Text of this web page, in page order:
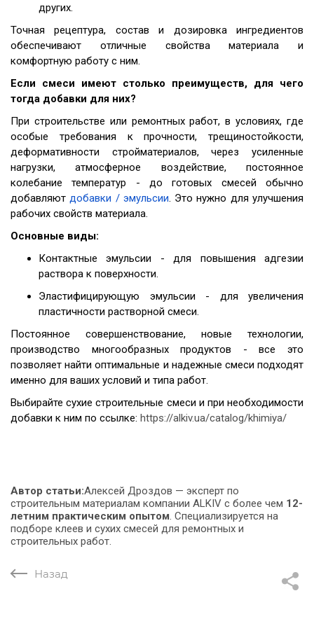
других.
Точная рецептура, состав и дозировка ингредиентов
обеспечивают отличные свойства материала и
комфортную работу с ним.
Если смеси имеют столько преимуществ, для чего
тогда добавки для них?
При строительстве или ремонтных работ, в условиях, где
особые требования к прочности, трещиностойкости,
деформативности стройматериалов, через усиленные
нагрузки, атмосферное воздействие, постоянное
колебание температур - до готовых смесей обычно
добавляют добавки / эмульсии. Это нужно для улучшения
рабочих свойств материала.
Основные виды:
Контактные эмульсии - для повышения адгезии
раствора к поверхности.
Эластифицирующую эмульсии - для увеличения
пластичности растворной смеси.
Постоянное совершенствование, новые технологии,
производство многообразных продуктов - все это
позволяет найти оптимальные и надежные смеси подходят
именно для ваших условий и типа работ.
Выбирайте сухие строительные смеси и при необходимости
добавки к ним по ссылке: https://alkiv.ua/catalog/khimiya/
Автор статьи:Алексей Дроздов — эксперт по
строительным материалам компании ALKIV с более чем 12-
летним практическим опытом. Специализируется на
подборе клеев и сухих смесей для ремонтных и
строительных работ.
Назад